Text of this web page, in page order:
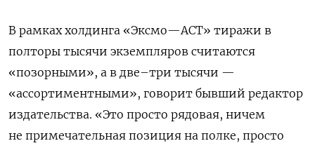
В рамках холдинга «Эксмо—АСТ» тиражи в
полторы тысячи экземпляров считаются
«позорными», а в две–три тысячи —
«ассортиментными», говорит бывший редактор
издательства. «Это просто рядовая, ничем
не примечательная позиция на полке, просто